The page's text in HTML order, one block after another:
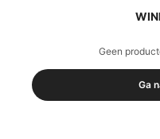
Geen
Ga